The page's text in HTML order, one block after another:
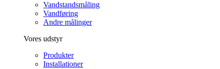
Vandstandsmåling
Vandføring
Andre målinger
Vores udstyr
Produkter
Installationer